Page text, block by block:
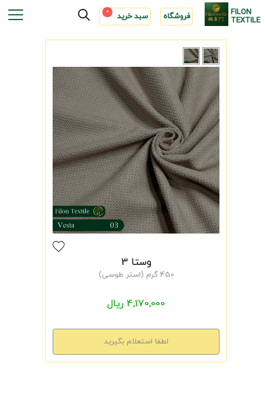
FILON
TEXTILE فروشگاه سبد خرید 0
وستا 3
450 گرم (استر طوسی)
4,170,000 ریال